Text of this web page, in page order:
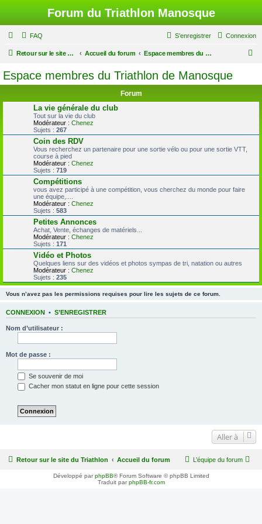
Forum du Triathlon Manosque
FAQ Connexion
S’enregistrer
Retour sur le site du Triathlon Accueil du forum Espace membres du Triathlon de Manosque
c
Espace membres du Triathlon de Manosque
Forum
La vie générale du club
Tout sur la vie du club
Modérateur : Chenez
Sujets : 267
Coin des RDV
Vous recherchez un partenaire pour une sortie vélo ou pour une sortie VTT,
course à pied
Modérateur : Chenez
Sujets : 719
Compétitions
vous avez participé à une compétition, vous cherchez du monde pour faire
une équipe,....
Modérateur : Chenez
Sujets : 583
Petites Annonces
Achat, Vente, échanges de matériels...
Modérateur : Chenez
Sujets : 171
Vidéo et Photos
Quelques liens sur des vidéos et photos sympas de tri, natation ou autres
Modérateur : Chenez
Sujets : 235
Vous n’avez pas les permissions requises pour lire les sujets de ce forum.
CONNEXION • S’ENREGISTRER
Nom d’utilisateur :
Mot de passe :
Se souvenir de moi
Cacher mon statut en ligne pour cette session
Aller à
Retour sur le site du Triathlon Accueil du forum L’équipe du forum
Développé parphpBB® Forum Software © phpBB Limited
Traduit parphpBB-fr.com